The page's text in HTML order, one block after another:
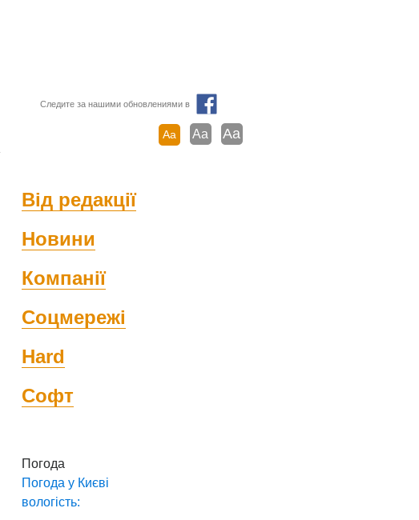
Следите за нашими обновлениями в
Aa Aa Aa
Від редакції
Новини
Компанії
Соцмережі
Hard
Софт
Погода
Погода у Києві
вологість: